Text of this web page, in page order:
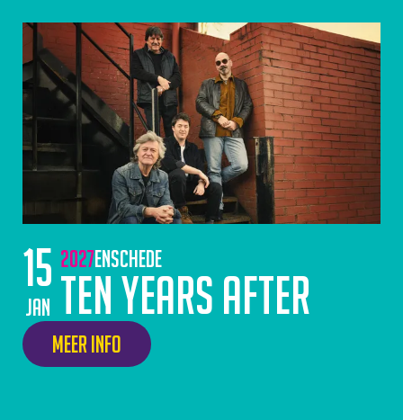
15
jan
2027Enschede
Ten Years After
Meer info